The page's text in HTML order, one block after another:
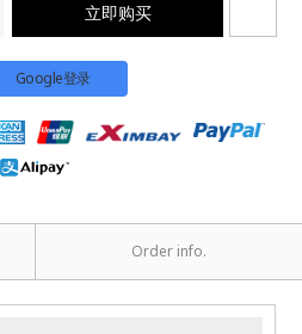
立即购买
Google登录
Order info.